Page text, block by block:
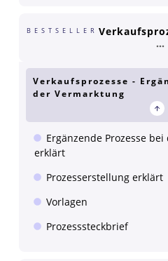
BESTSELLER
Verkaufsprozesse -
der Vermarktung
Ergänzende Prozesse
erklärt
Prozesserstellung erklärt
Vorlagen
Prozesssteckbrief